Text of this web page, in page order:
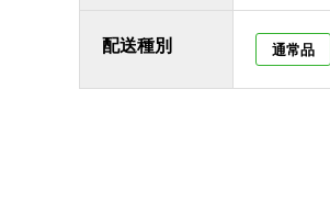
配送種別 通常品